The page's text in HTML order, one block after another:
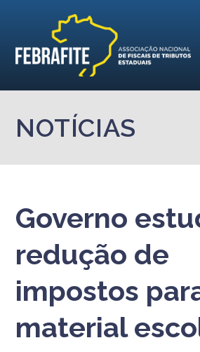
NOTÍCIAS
Governo
redução de
impostos
material